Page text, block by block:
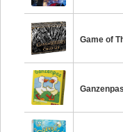
Game of